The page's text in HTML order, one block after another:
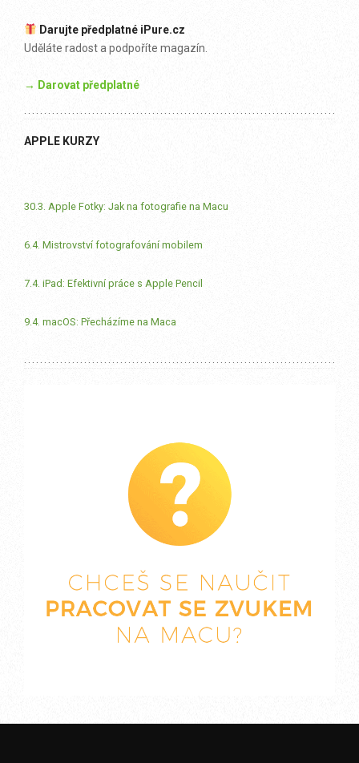
Darujte předplatné iPure.cz
Uděláte radost a podpoříte magazín.
→ Darovat předplatné
APPLE KURZY
30.3. Apple Fotky: Jak na fotografie na Macu
6.4. Mistrovství fotografování mobilem
7.4. iPad: Efektivní práce s Apple Pencil
9.4. macOS: Přecházíme na Maca